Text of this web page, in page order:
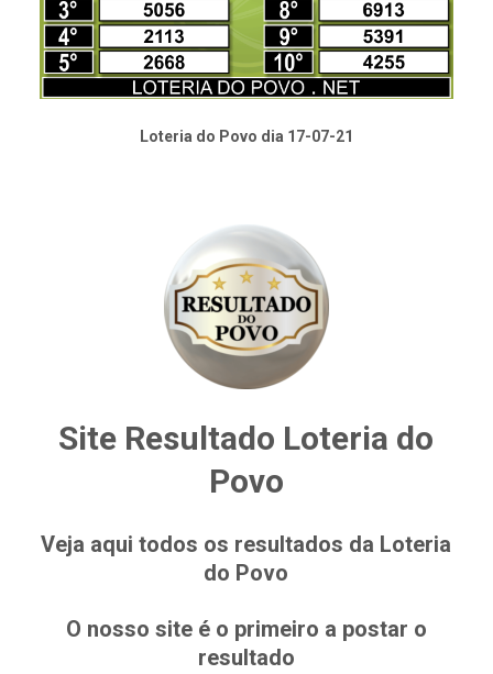
Loteria do Povo dia 17-07-21
Site Resultado Loteria do
Povo
Veja aqui todos os resultados da Loteria
do Povo
O nosso site é o primeiro a postar o
resultado